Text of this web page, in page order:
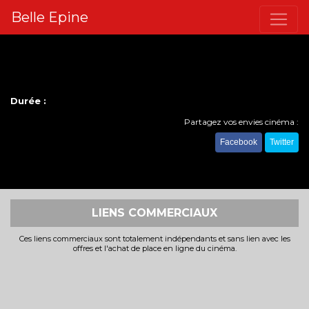
Belle Epine
Durée :
Partagez vos envies cinéma :
Facebook Twitter
LIENS COMMERCIAUX
Ces liens commerciaux sont totalement indépendants et sans lien avec les
offres et l'achat de place en ligne du cinéma.